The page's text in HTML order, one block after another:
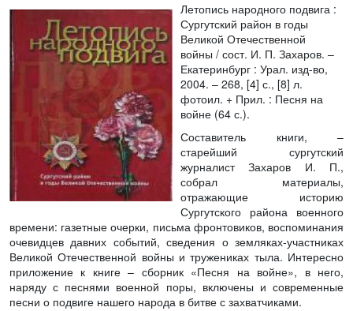
Летопись народного подвига :
Сургутский район в годы
Великой Отечественной
войны / сост. И. П. Захаров. –
Екатеринбург : Урал. изд-во,
2004. – 268, [4] с., [8] л.
фотоил. + Прил. : Песня на
войне (64 с.).
Составитель книги, –
старейший сургутский
журналист Захаров И. П.,
собрал материалы,
отражающие историю
Сургутского района военного
времени: газетные очерки, письма фронтовиков, воспоминания
очевидцев давних событий, сведения о земляках-участниках
Великой Отечественной войны и тружениках тыла. Интересно
приложение к книге – сборник «Песня на войне», в него,
наряду с песнями военной поры, включены и современные
песни о подвиге нашего народа в битве с захватчиками.